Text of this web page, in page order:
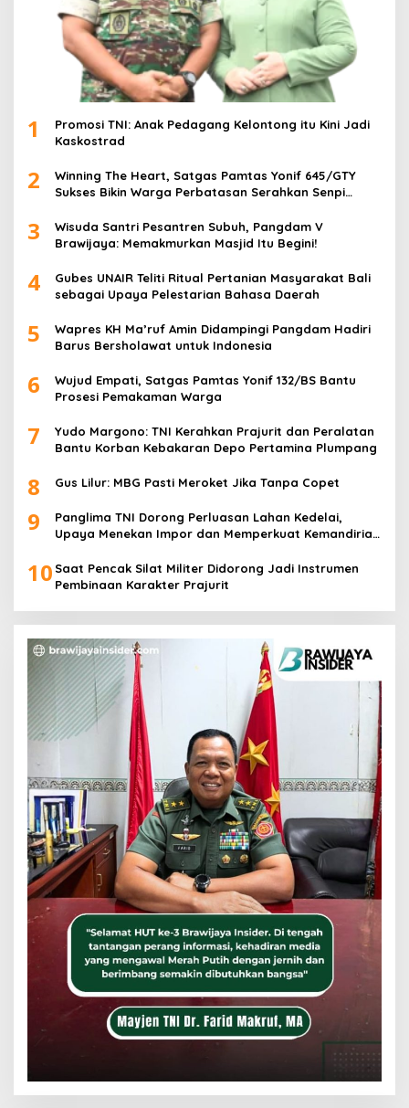
1
Promosi TNI: Anak Pedagang Kelontong itu Kini Jadi
Kaskostrad
2
Winning The Heart, Satgas Pamtas Yonif 645/GTY
Sukses Bikin Warga Perbatasan Serahkan Senpi
3
Wisuda Santri Pesantren Subuh, Pangdam V
Brawijaya: Memakmurkan Masjid Itu Begini!
4
Gubes UNAIR Teliti Ritual Pertanian Masyarakat Bali
sebagai Upaya Pelestarian Bahasa Daerah
5
Wapres KH Ma’ruf Amin Didampingi Pangdam Hadiri
Barus Bersholawat untuk Indonesia
6
Wujud Empati, Satgas Pamtas Yonif 132/BS Bantu
Prosesi Pemakaman Warga
7
Yudo Margono: TNI Kerahkan Prajurit dan Peralatan
Bantu Korban Kebakaran Depo Pertamina Plumpang
8 Gus Lilur: MBG Pasti Meroket Jika Tanpa Copet
9
Panglima TNI Dorong Perluasan Lahan Kedelai,
Upaya Menekan Impor dan Memperkuat Kemandirian
10 Saat Pencak Silat Militer Didorong Jadi Instrumen
Pembinaan Karakter Prajurit